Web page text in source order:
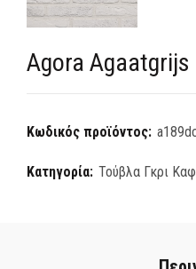
Agora Agaatgrijs
Κωδικός προϊόντος:
Κατηγορία: Τούβλα Γκρι